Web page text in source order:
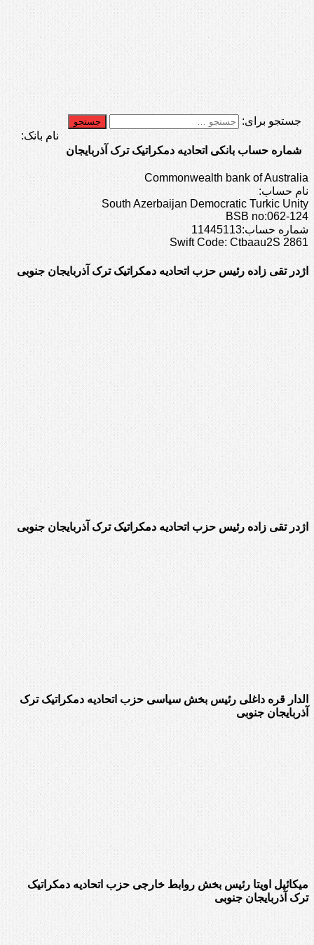
جستجو برای:
شماره حساب بانکی اتحادیه دمکراتیک ترک آذربایجان
نام بانک:
Commonwealth bank of Australia
نام حساب:
South Azerbaijan Democratic Turkic Unity
BSB no:062-124
شماره حساب:11445113
Swift Code: Ctbaau2S 2861
اژدر تقی زاده رئیس حزب اتحادیه دمکراتیک ترک آذربایجان جنوبی
اژدر تقی زاده رئیس حزب اتحادیه دمکراتیک ترک آذربایجان جنوبی
الدار قره داغلی رئیس بخش سیاسی حزب اتحادیه دمکراتیک ترک
آذربایجان جنوبی
میکائیل اویتا رئیس بخش روابط خارجی حزب اتحادیه دمکراتیک
ترک آذربایجان جنوبی